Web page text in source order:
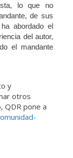
lo que no
de sus
abordado el
del autor,
el mandante
y
otros
QDR pone a